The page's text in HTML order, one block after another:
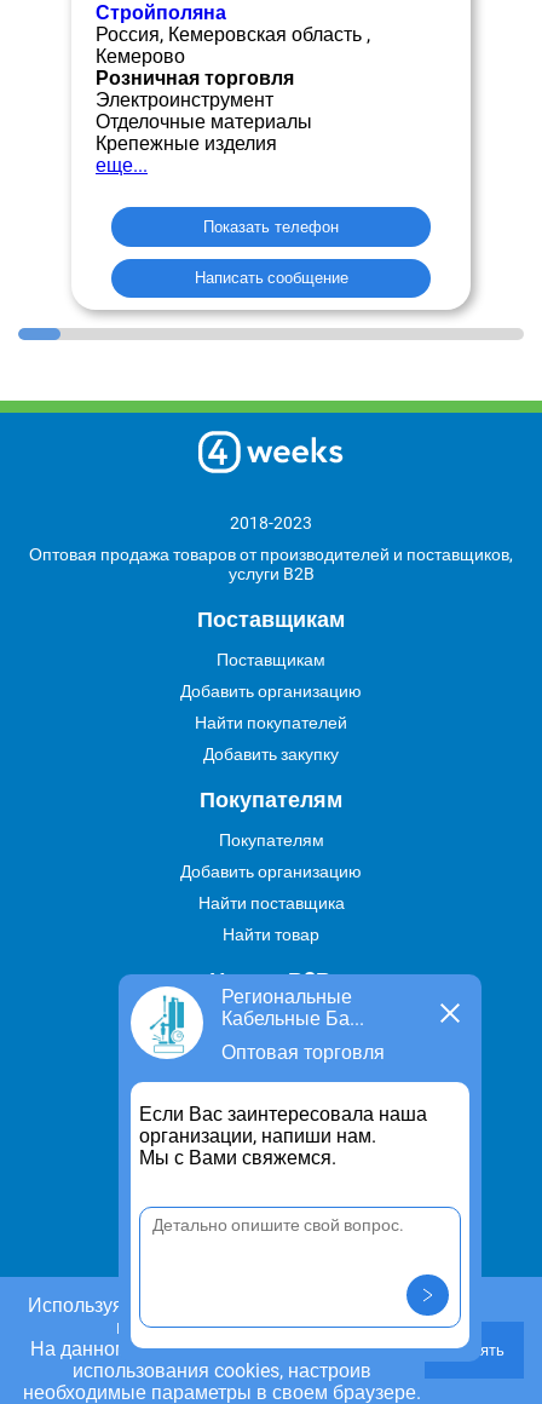
Стройполяна
Россия, Кемеровская область ,
Кемерово
Розничная торговля
Электроинструмент
Отделочные материалы
Крепежные изделия
еще...
Показать телефон
Написать сообщение
Региональные
Кабельные Ба...
Оптовая торговля
Если Вас заинтересовала наша
организации, напиши нам.
Мы с Вами свяжемся.
Используя этот сайт, Вы даете согласие на
использование cookies.
На данном этапе Вы можете отказаться от
использования cookies, настроив
необходимые параметры в своем браузере.
Принять
2018-2023
Оптовая продажа товаров от производителей и поставщиков,
услуги B2B
Поставщикам
Поставщикам
Добавить организацию
Найти покупателей
Добавить закупку
Покупателям
Покупателям
Добавить организацию
Найти поставщика
Найти товар
Услуги В2В
Найти услугу
Предложить свою услугу
Дропшиппинг
Транспортные услуги
Информация
Политика конфиденциальности
Контакты